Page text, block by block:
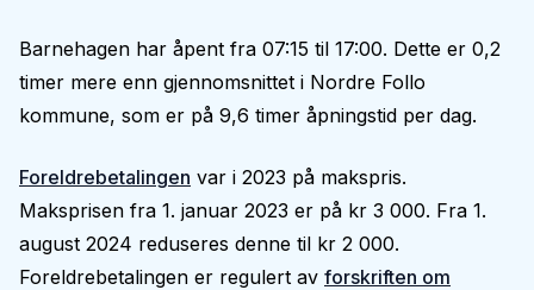
Barnehagen har åpent fra 07:15 til 17:00. Dette er 0,2
timer mere enn gjennomsnittet i Nordre Follo
kommune, som er på 9,6 timer åpningstid per dag.
Foreldrebetalingen var i 2023 på makspris.
Maksprisen fra 1. januar 2023 er på kr 3 000. Fra 1.
august 2024 reduseres denne til kr 2 000.
Foreldrebetalingen er regulert av forskriften om